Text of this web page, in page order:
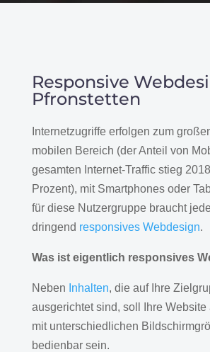
Responsive
Pfronstetten
Internetzugriffe erfolgen zum
mobilen Bereich (der Anteil von
gesamten Internet-Traffic stieg
Prozent), mit Smartphones oder
für diese Nutzergruppe braucht
dringend responsives Webdesign.
Was ist eigentlich responsives
Neben Inhalten, die auf Ihre
ausgerichtet sind, soll Ihre Website
mit unterschiedlichen
bedienbar sein.